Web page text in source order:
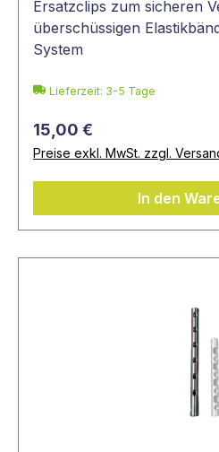
Ersatzclips zum sicheren
überschüssigen
System
Lieferzeit: 3-5 Tage
15,00 €
Preise exkl. MwSt. zzgl.
In den